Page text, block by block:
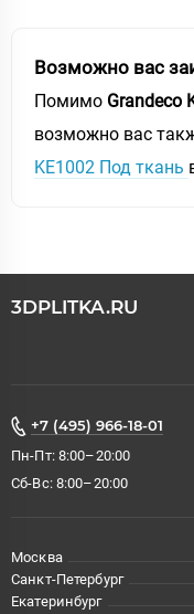
Возможно вас
Помимо Grandeco
возможно вас
KE1002 Под ткань
3DPLITKA.RU
+7 (495) 966-18-01
Пн-Пт: 8:00–20:00
Сб-Вс: 8:00–20:00
Москва
Санкт-Петербург
Екатеринбург